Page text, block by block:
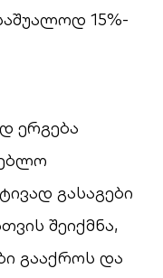
15%-
ერგება
გასაგები
შეიქმნა,
გააქროს და